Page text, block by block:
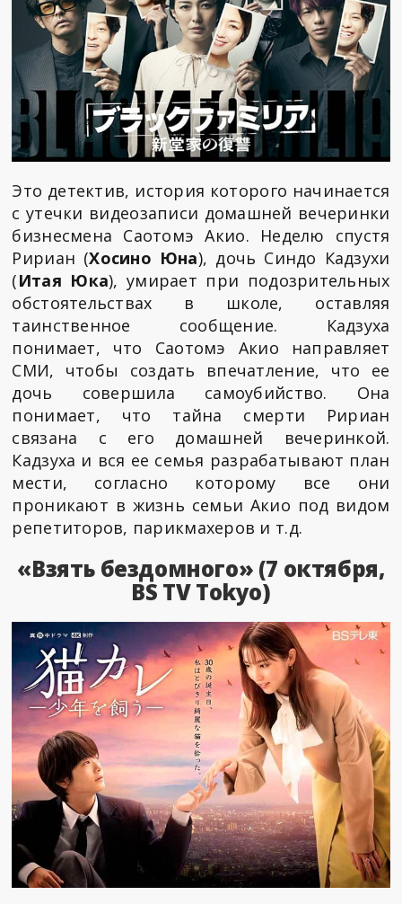
Это детектив, история которого начинается
с утечки видеозаписи домашней вечеринки
бизнесмена Саотомэ Акио. Неделю спустя
Ририан (Хосино Юна), дочь Синдо Кадзухи
(Итая Юка), умирает при подозрительных
обстоятельствах в школе, оставляя
таинственное сообщение. Кадзуха
понимает, что Саотомэ Акио направляет
СМИ, чтобы создать впечатление, что ее
дочь совершила самоубийство. Она
понимает, что тайна смерти Ририан
связана с его домашней вечеринкой.
Кадзуха и вся ее семья разрабатывают план
мести, согласно которому все они
проникают в жизнь семьи Акио под видом
репетиторов, парикмахеров и т.д.
«Взять бездомного» (7 октября,
BS TV Tokyo)